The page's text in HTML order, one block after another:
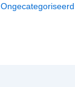
Ongecategoriseerd